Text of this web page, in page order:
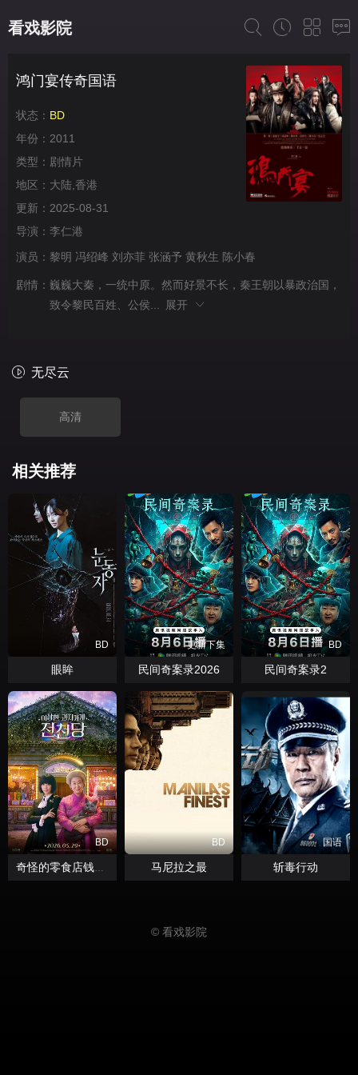
看戏影院
鸿门宴传奇国语
状态： BD
年份： 2011
类型： 剧情片
地区： 大陆,香港
更新： 2025-08-31
导演： 李仁港
演员： 黎明 冯绍峰 刘亦菲 张涵予 黄秋生 陈小春
剧情： 巍巍大秦，一统中原。然而好景不长，秦王朝以暴政治国，
致令黎民百姓、公侯...
展开
无尽云
高清
相关推荐
BD
眼眸
更新下集
民间奇案录2026
BD
民间奇案录2
BD
奇怪的零食店钱天堂
BD
马尼拉之最
国语
斩毒行动
© 看戏影院